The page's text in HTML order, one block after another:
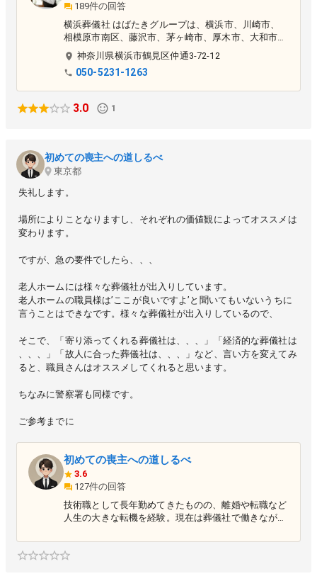
189件の回答
横浜葬儀社 はばたきグループは、横浜市、川崎市、
相模原市南区、藤沢市、茅ヶ崎市、厚木市、大和市、
大田区（東京都）に対応した葬儀社です。火葬式・家
族葬・一日葬など、簡易的なお葬式から一般的なお葬
式までご相談を承っております。 ▶〈横浜市営斎場
〉での家族葬専門！ ▶横浜北部斎場 ▶横浜
南部斎場 ▶横浜久保山斎場 ▶横浜戸塚斎場
▶市民であれば市営斎場を市民価格でご利用可能！
り ▶お葬式がはじめてでよくわからない方に丁寧に
ご説明いたします ▶女性 葬儀相談スタッフ在籍 ▶
葬儀に必要なものを含んだプランをご用意
神奈川県横浜市鶴見区仲通3-72-12
050-5231-1263
3.0 1
初めての喪主への道しるべ
東京都
失礼します。
場所によりことなりますし、それぞれの価値観によってオススメは
変わります。
ですが、急の要件でしたら、、、
老人ホームには様々な葬儀社が出入りしています。
老人ホームの職員様は’ここが良いですよ’と聞いてもいないうちに
言うことはできなです。様々な葬儀社が出入りしているので、
そこで、「寄り添ってくれる葬儀社は、、、」「経済的な葬儀社は
、、、」「故人に合った葬儀社は、、、」など、言い方を変えてみ
ると、職員さんはオススメしてくれると思います。
ちなみに警察署も同様です。
ご参考までに
初めての喪主への道しるべ
3.6
127件の回答
技術職として長年勤めてきたものの、離婚や転職など
人生の大きな転機を経験。現在は葬儀社で働きながら
仕事に向き合った経験を通じて得た気づきや学びを、
ブログで発信中。同じような人生の岐路に立つ方々に